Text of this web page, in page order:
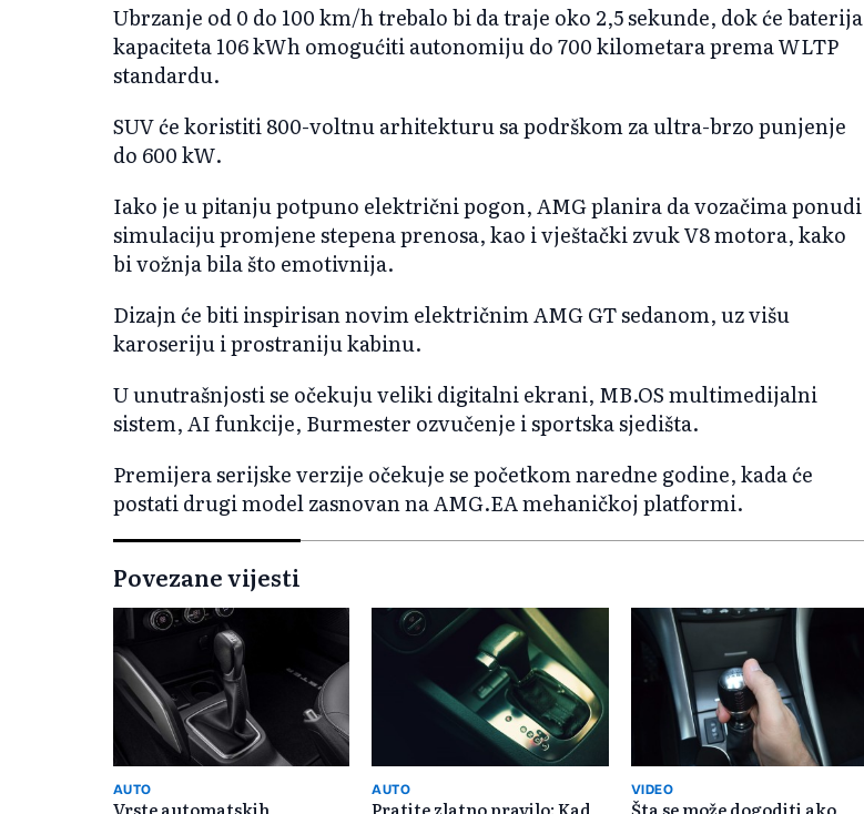
Ubrzanje od 0 do 100 km/h trebalo bi da traje oko 2,5 sekunde, dok će baterija
kapaciteta 106 kWh omogućiti autonomiju do 700 kilometara prema WLTP
standardu.
SUV će koristiti 800-voltnu arhitekturu sa podrškom za ultra-brzo punjenje
do 600 kW.
Iako je u pitanju potpuno električni pogon, AMG planira da vozačima ponudi
simulaciju promjene stepena prenosa, kao i vještački zvuk V8 motora, kako
bi vožnja bila što emotivnija.
Dizajn će biti inspirisan novim električnim AMG GT sedanom, uz višu
karoseriju i prostraniju kabinu.
U unutrašnjosti se očekuju veliki digitalni ekrani, MB.OS multimedijalni
sistem, AI funkcije, Burmester ozvučenje i sportska sjedišta.
Premijera serijske verzije očekuje se početkom naredne godine, kada će
postati drugi model zasnovan na AMG.EA mehaničkoj platformi.
Povezane vijesti
AUTO
Vrste automatskih
AUTO
Pratite zlatno pravilo: Kad
VIDEO
Šta se može dogoditi ako